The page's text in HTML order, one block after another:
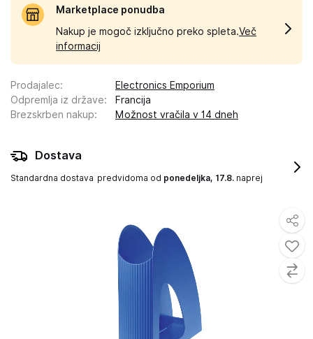
Marketplace ponudba
Nakup je mogoč izključno preko spleta.Več
informacij
Prodajalec:
Electronics Emporium
Odpremlja iz države:
Francija
Brezskrben nakup: Možnost vračila v 14 dneh
Dostava
Standardna dostava predvidoma od ponedeljka, 17.8. naprej